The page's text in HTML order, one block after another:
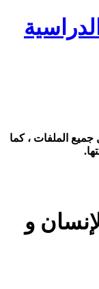
الملفات ، كما
و